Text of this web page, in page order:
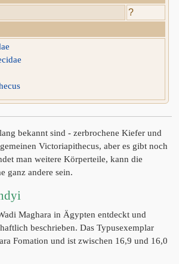
?
bekannt sind - zerbrochene Kiefer und
Victoriapithecus, aber es gibt noch
man weitere Körperteile, kann die
ganz andere sein.
Maghara in Ägypten entdeckt und
beschrieben. Das Typusexemplar
Fomation und ist zwischen 16,9 und 16,0